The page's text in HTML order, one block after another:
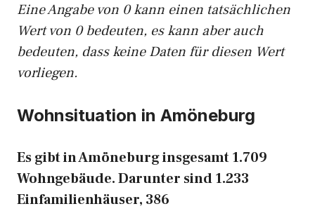
Eine Angabe von 0 kann einen tatsächlichen
Wert von 0 bedeuten, es kann aber auch
bedeuten, dass keine Daten für diesen Wert
vorliegen.
Wohnsituation in Amöneburg
Es gibt in Amöneburg insgesamt 1.709
Wohngebäude. Darunter sind 1.233
Einfamilienhäuser, 386